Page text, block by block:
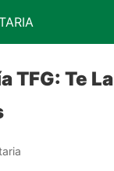
TFG: Te La